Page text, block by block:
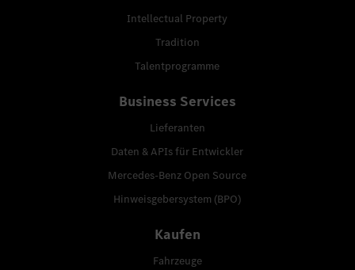
Intellectual Property
Tradition
Talentprogramme
Business Services
Lieferanten
Daten & APIs für Entwickler
Mercedes-Benz Open Source
Hinweisgebersystem (BPO)
Kaufen
Fahrzeuge